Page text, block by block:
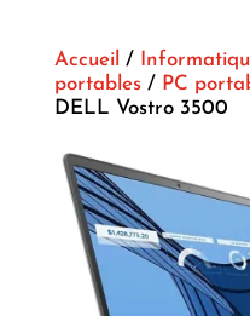
Accueil /
portables/ PC
DELL Vostro 3500